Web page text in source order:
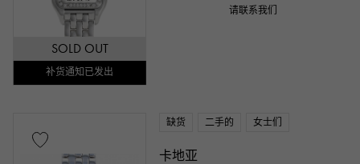
SOLD OUT
补货通知已发出
请联系我们
缺货 二手的 女士们
卡地亚